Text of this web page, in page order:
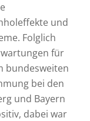
und
Folglich
für
bundesweiten
bei den
und Bayern
dabei war